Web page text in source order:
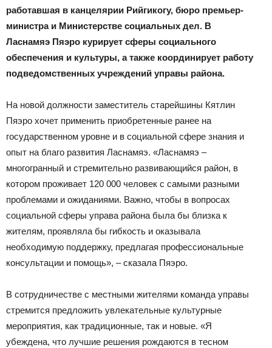
работавшая в канцелярии Рийгикогу, бюро премьер-
министра и Министерстве социальных дел. В
Ласнамяэ Пяэро курирует сферы социального
обеспечения и культуры, а также координирует работу
подведомственных учреждений управы района.
На новой должности заместитель старейшины Кятлин
Пяэро хочет применить приобретенные ранее на
государственном уровне и в социальной сфере знания и
опыт на благо развития Ласнамяэ. «Ласнамяэ –
многогранный и стремительно развивающийся район, в
котором проживает 120 000 человек с самыми разными
проблемами и ожиданиями. Важно, чтобы в вопросах
социальной сферы управа района была бы близка к
жителям, проявляла бы гибкость и оказывала
необходимую поддержку, предлагая профессиональные
консультации и помощь», – сказала Пяэро.
В сотрудничестве с местными жителями команда управы
стремится предложить увлекательные культурные
мероприятия, как традиционные, так и новые. «Я
убеждена, что лучшие решения рождаются в тесном